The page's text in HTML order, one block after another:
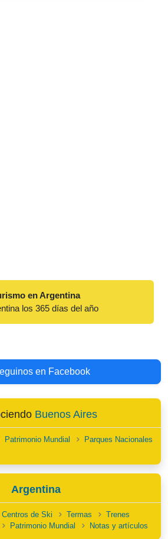
en Argentina
los 365 días del año
en Facebook
Buenos Aires
Patrimonio Mundial
Parques Nacionales
Argentina
Centros de Ski Termas
Trenes
Patrimonio Mundial Notas y artículos